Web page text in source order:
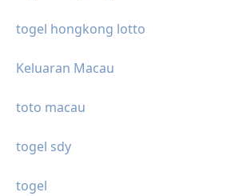
togel hongkong lotto
Keluaran Macau
toto macau
togel sdy
togel